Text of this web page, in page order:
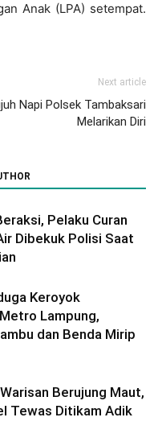
Anak (LPA) setempat.
Next article
Napi Polsek Tambaksari
Melarikan Diri
Pelaku Curan
Dibekuk Polisi Saat
Keroyok
Lampung,
dan Benda Mirip
Berujung Maut,
Tewas Ditikam Adik